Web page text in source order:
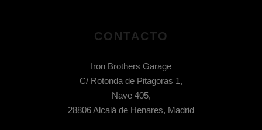
CONTACTO
Iron Brothers Garage
C/ Rotonda de Pitagoras 1,
Nave 405,
28806 Alcalá de Henares, Madrid